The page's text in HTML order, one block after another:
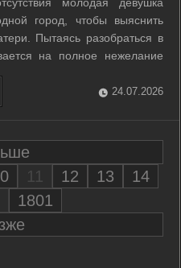
город, чтобы выяснить
Пытаясь разобраться в
на полное нежелание
как призрак матери
ее в ночных кошмарах.
...
24.07.2026
11 12 13
14
1801